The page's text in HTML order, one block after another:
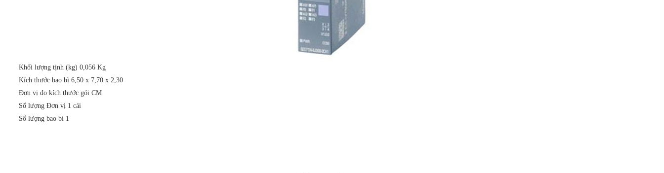
Khối lượng tịnh (kg) 0,056 Kg
Kích thước bao bì 6,50 x 7,70 x 2,30
Đơn vị đo kích thước gói CM
Số lượng Đơn vị 1 cái
Số lượng bao bì 1